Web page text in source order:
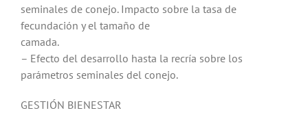
seminales de conejo. Impacto sobre la tasa de
fecundación y el tamaño de
camada.
– Efecto del desarrollo hasta la recría sobre los
parámetros seminales del conejo.
GESTIÓN BIENESTAR